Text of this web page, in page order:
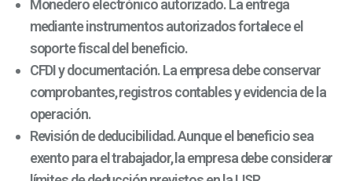
Monedero electrónico autorizado. La entrega
mediante instrumentos autorizados fortalece el
soporte fiscal del beneficio.
CFDI y documentación. La empresa debe conservar
comprobantes, registros contables y evidencia de la
operación.
Revisión de deducibilidad. Aunque el beneficio sea
exento para el trabajador, la empresa debe considerar